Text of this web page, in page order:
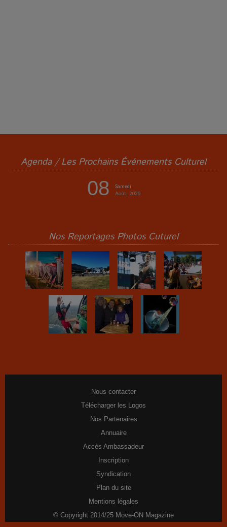
Agenda / Les Prochains Événements Culturel
08
Samedi
Août, 2026
Nos Reportages Photos Cuturel
Nous contacter
Télécharger les Logos
Nos Partenaires
Annuaire
Accès Ambassadeur
Inscription
Syndication
Plan du site
Mentions légales
© Copyright 2014/25 Move-ON Magazine